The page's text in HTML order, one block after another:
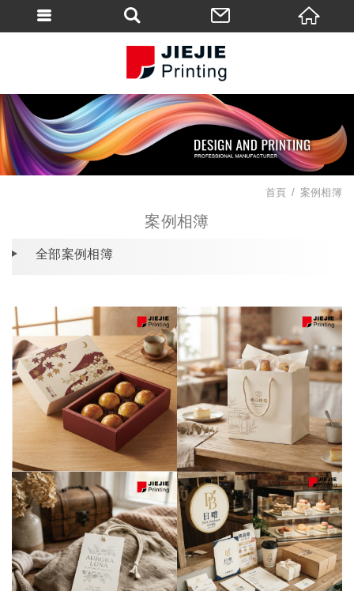
案例相簿
首頁 案例相簿
全部案例相簿